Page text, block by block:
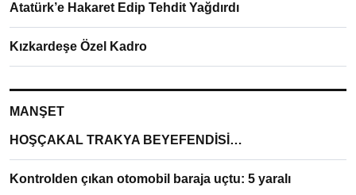
Atatürk’e Hakaret Edip Tehdit Yağdırdı
Kızkardeşe Özel Kadro
MANŞET
HOŞÇAKAL TRAKYA BEYEFENDİSİ…
Kontrolden çıkan otomobil baraja uçtu: 5 yaralı